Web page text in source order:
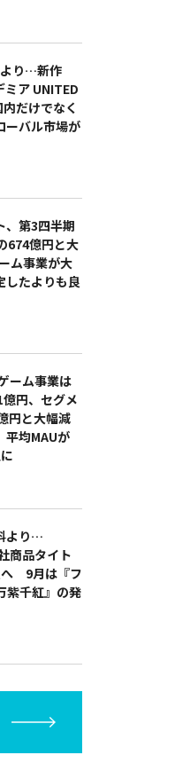
り…新作
ミア UNITED
だけでなく
ーバル市場が
、第3四半期
674億円と大
ム事業が大
たよりも良
ーム事業は
円、セグメ
円と大幅減
均MAUが
より…
商品タイト
へ 9月は『フ
紫千紅』の発